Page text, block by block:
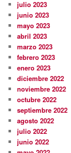
julio 2023
junio 2023
mayo 2023
abril 2023
marzo 2023
febrero 2023
enero 2023
diciembre 2022
noviembre 2022
octubre 2022
septiembre 2022
agosto 2022
julio 2022
junio 2022